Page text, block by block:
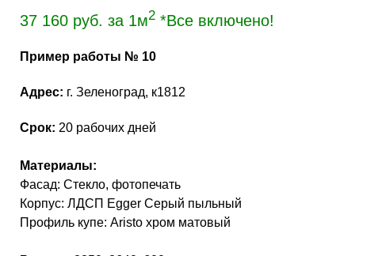
37 160 руб. за 1м2 *Все включено!
Пример работы № 10
Адрес: г. Зеленоград, к1812
Срок: 20 рабочих дней
Материалы:
Фасад: Cтекло, фотопечать
Корпус: ЛДСП Egger Серый пыльный
Профиль купе: Aristo хром матовый